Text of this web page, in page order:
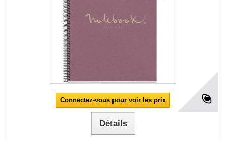
Connectez-vous pour voir les prix
Détails